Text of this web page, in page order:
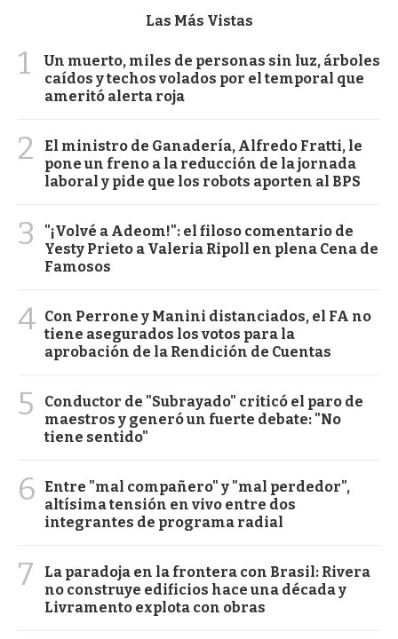
Las Más Vistas
1
Un muerto, miles de personas sin luz, árboles
caídos y techos volados por el temporal que
ameritó alerta roja
2
El ministro de Ganadería, Alfredo Fratti, le
pone un freno a la reducción de la jornada
laboral y pide que los robots aporten al BPS
3
"¡Volvé a Adeom!": el filoso comentario de
Yesty Prieto a Valeria Ripoll en plena Cena de
Famosos
4 Con Perrone y Manini distanciados, el FA no
tiene asegurados los votos para la
aprobación de la Rendición de Cuentas
5
Conductor de "Subrayado" criticó el paro de
maestros y generó un fuerte debate: "No
tiene sentido"
6
Entre "mal compañero" y "mal perdedor",
altísima tensión en vivo entre dos
integrantes de programa radial
7
La paradoja en la frontera con Brasil: Rivera
no construye edificios hace una década y
Livramento explota con obras